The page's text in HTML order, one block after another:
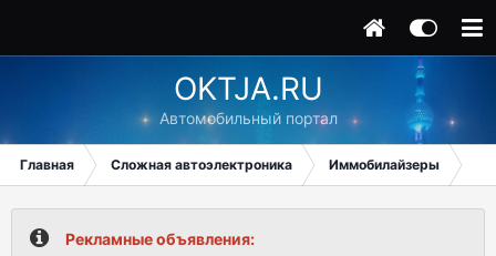
OKTJA.RU
Автомобильный портал
Главная Сложная автоэлектроника Иммобилайзеры
Рекламные объявления: